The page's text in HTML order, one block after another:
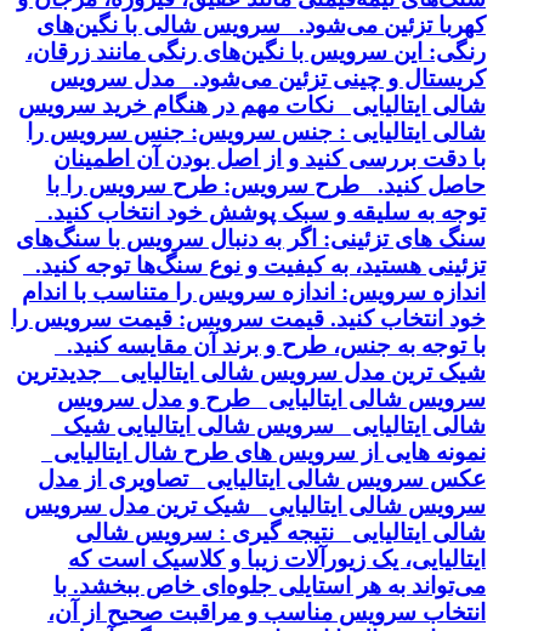
کهربا تزئین می‌شود. سرویس شالی با نگین‌های
رنگی: این سرویس با نگین‌های رنگی مانند زرقان،
کریستال و چینی تزئین می‌شود. مدل سرویس
شالی ایتالیایی نکات مهم در هنگام خرید سرویس
شالی ایتالیایی : جنس سرویس: جنس سرویس را
با دقت بررسی کنید و از اصل بودن آن اطمینان
حاصل کنید. طرح سرویس: طرح سرویس را با
توجه به سلیقه و سبک پوشش خود انتخاب کنید.
سنگ های تزئینی: اگر به دنبال سرویس با سنگ‌های
تزئینی هستید، به کیفیت و نوع سنگ‌ها توجه کنید.
اندازه سرویس: اندازه سرویس را متناسب با اندام
خود انتخاب کنید. قیمت سرویس: قیمت سرویس را
با توجه به جنس، طرح و برند آن مقایسه کنید.
شیک ترین مدل سرویس شالی ایتالیایی جدیدترین
سرویس شالی ایتالیایی طرح و مدل سرویس
شالی ایتالیایی سرویس شالی ایتالیایی شیک
نمونه هایی از سرویس های طرح شال ایتالیایی
عکس سرویس شالی ایتالیایی تصاویری از مدل
سرویس شالی ایتالیایی شیک ترین مدل سرویس
شالی ایتالیایی نتیجه گیری : سرویس شالی
ایتالیایی، یک زیورآلات زیبا و کلاسیک است که
می‌تواند به هر استایلی جلوه‌ای خاص ببخشد. با
انتخاب سرویس مناسب و مراقبت صحیح از آن،